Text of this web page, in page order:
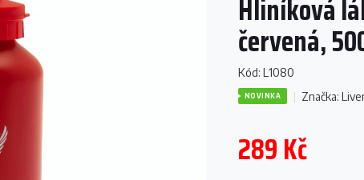
Hliníková
červená,
Kód: L1080
NOVINKA Značka:
289 Kč